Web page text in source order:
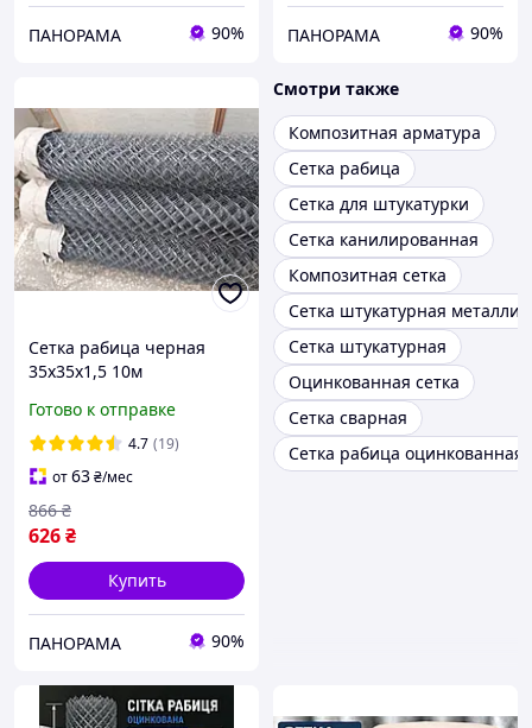
ПАНОРАМА 90% ПАНОРАМА 90%
Сетка рабица черная
35х35х1,5 10м
Готово к отправке
4.7 (19)
от63₴/мес
626₴
866 ₴
Купить
ПАНОРАМА 90%
Смотри также
Композитная арматура
Сетка рабица
Сетка для штукатурки
Сетка канилированная
Композитная сетка
Сетка штукатурная
Сетка штукатурная
Оцинкованная сетка
Сетка сварная
Сетка рабица оцинкованная